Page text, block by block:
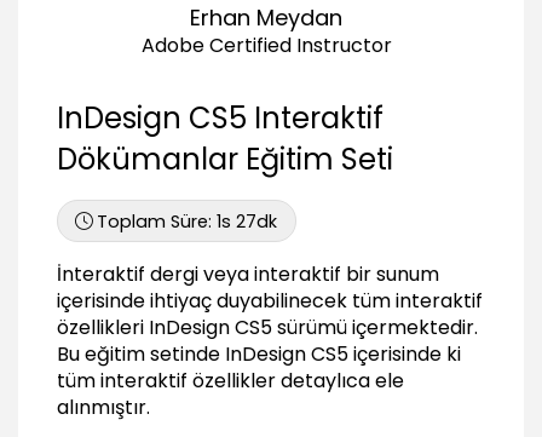
Ses dosyası eklemek
dönüşüm
Animasyon (Animation)
Uygulanabilen animasyon teknikleri
04:57
Nesnelere animasyonlar uygulamak
07:36
Motion Path ile animasyon yönünü belirlemek
02:38
Timing paneli ile zamanlamayı düzenlemek
Erhan Meydan
Adobe Certified Instructor
InDesign CS5 Interaktif
Dökümanlar Eğitim Seti
Toplam Süre:1s 27dk
İnteraktif dergi veya interaktif bir sunum
içerisinde ihtiyaç duyabilinecek tüm interaktif
özellikleri InDesign CS5 sürümü içermektedir.
Bu eğitim setinde InDesign CS5 içerisinde ki
tüm interaktif özellikler detaylıca ele
alınmıştır.